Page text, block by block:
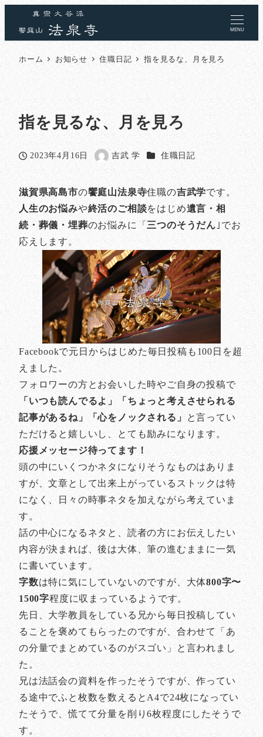
MENU
ホーム お知らせ 住職日記 指を見るな、月を見ろ
指を見るな、月を見ろ
投稿日
2023年4月16日
著
者
吉武 学 カテゴリー
住職日記
滋賀県高島市の饗庭山法泉寺住職の吉武学です。
人生のお悩みや終活のご相談をはじめ遺言・相
続・葬儀・埋葬のお悩みに「 三つのそうだん ｣でお
応えします。
Facebookで元日からはじめた毎日投稿も100日を超
えました。
フォロワーの方とお会いした時やご自身の投稿で
「いつも読んでるよ」「ちょっと考えさせられる
記事があるね」「心をノックされる」
と言ってい
ただけると嬉しいし、とても励みになります。
応援メッセージ待ってます！
頭の中にいくつかネタになりそうなものはありま
すが、文章として出来上がっているストックは特
になく、日々の時事ネタを加えながら考えていま
す。
話の中心になるネタと、読者の方にお伝えしたい
内容が決まれば、後は大体、筆の進むままに一気
に書いています。
字数は特に気にしていないのですが、大体800字〜
1500字程度に収まっているようです。
先日、大学教員をしている兄から毎日投稿してい
ることを褒めてもらったのですが、合わせて「あ
の分量でまとめているのがスゴい」と言われまし
た。
兄は法話会の資料を作ったそうですが、作ってい
る途中でふと枚数を数えるとA4で24枚になってい
たそうで、慌てて分量を削り6枚程度にしたそうで
す。